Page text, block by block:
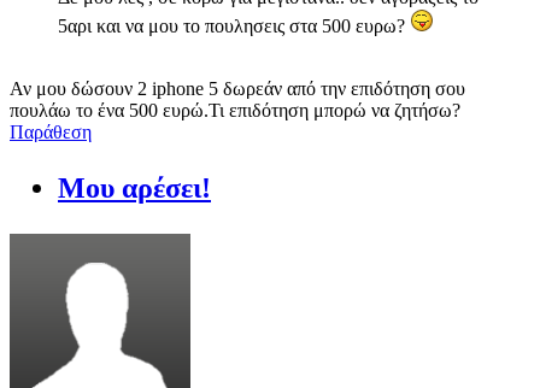
5αρι και να μου το πουλησεις στα 500 ευρω?
Αν μου δώσουν 2 iphone 5 δωρεάν από την επιδότηση σου
πουλάω το ένα 500 ευρώ.Τι επιδότηση μπορώ να ζητήσω?
Παράθεση
Μου αρέσει!